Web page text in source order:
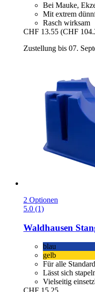
Bei Mauke,
Mit extrem
Rasch wirksam
CHF 13.55 (CHF
Zustellung bis 07.
2 Optionen
5.0 (1)
Waldhausen
blau
gelb
Für alle
Lässt sich
Vielseitig